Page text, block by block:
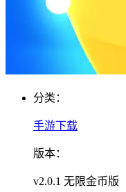
分类：
手游下载
版本：
v2.0.1 无限金币版